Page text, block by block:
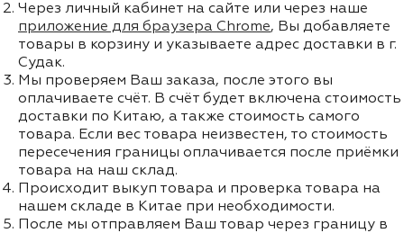
Через личный кабинет на сайте или через наше
приложение для браузера Chrome, Вы добавляете
товары в корзину и указываете адрес доставки в г.
Судак.
Мы проверяем Ваш заказа, после этого вы
оплачиваете счёт. В счёт будет включена стоимость
доставки по Китаю, а также стоимость самого
товара. Если вес товара неизвестен, то стоимость
пересечения границы оплачивается после приёмки
товара на наш склад.
Происходит выкуп товара и проверка товара на
нашем складе в Китае при необходимости.
После мы отправляем Ваш товар через границу в